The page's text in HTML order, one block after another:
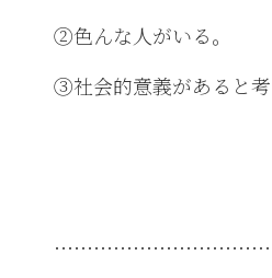
②色んな人がいる。
③社会的意義があると考